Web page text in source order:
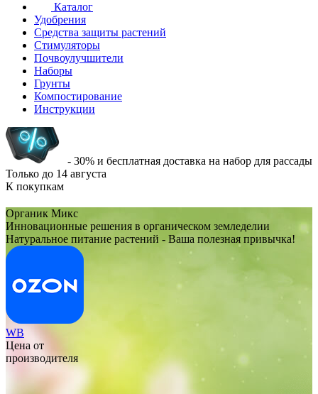
Каталог
Удобрения
Средства защиты растений
Стимуляторы
Почвоулучшители
Наборы
Грунты
Компостирование
Инструкции
- 30% и бесплатная доставка на набор для рассады
Только до 14 августа
К покупкам
Органик Микс
Инновационные решения в органическом земледелии
Натуральное питание растений - Ваша полезная привычка!
WB
Цена от
производителя